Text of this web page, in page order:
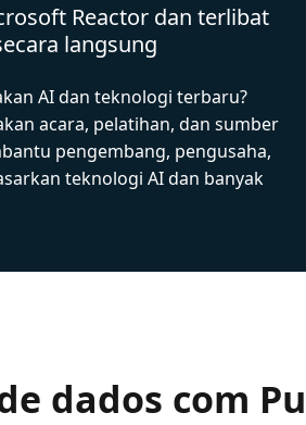
Reactor dan terlibat
langsung
AI dan teknologi terbaru?
acara, pelatihan, dan sumber
pengembang, pengusaha,
teknologi AI dan banyak
dados com